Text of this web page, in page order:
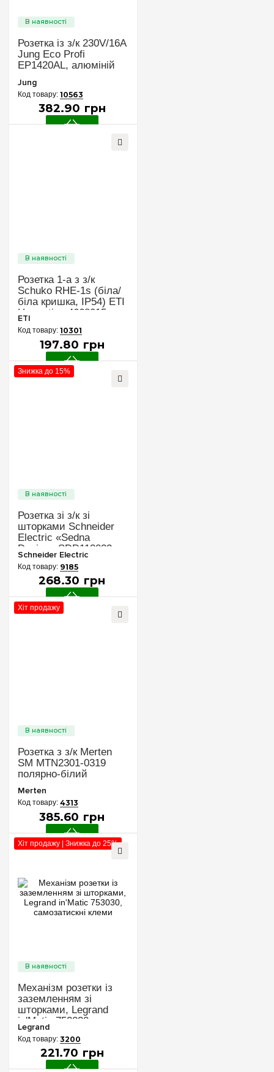
Розетка із з/к 230V/16A
Jung Eco Profi
EP1420AL, алюміній
Jung
10563
382.90 грн
Розетка 1-а з з/к
Schuko RHE-1s (біла/
біла кришка, IP54) ETI
Hermetics 4668015
ETI
10301
197.80 грн
Знижка до 15%
Розетка зі з/к зі
шторками Schneider
Electric «Sedna
Design» SDD113022
(колір - алюміній)
Schneider Electric
9185
268.30 грн
Хіт продажу
Розетка з з/к Merten
SM MTN2301-0319
полярно-білий
Merten
4313
385.60 грн
Хіт продажу | Знижка до 25%
Механізм розетки із
заземленням зі
шторками, Legrand
in'Matic 753030,
самозатискні клеми
Legrand
3200
221.70 грн